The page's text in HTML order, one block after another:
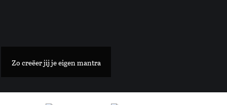
Zo creëer jij je eigen mantra